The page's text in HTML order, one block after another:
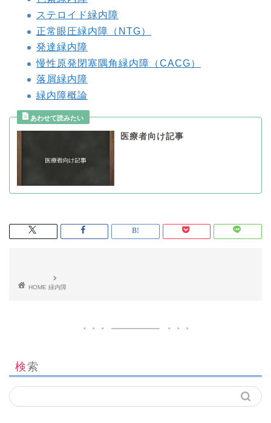
ステロイド緑内障
正常眼圧緑内障（NTG）
発達緑内障
慢性原発閉塞隅角緑内障（CACG）
落屑緑内障
緑内障概論
医療者向け記事
HOME 緑内障
検索